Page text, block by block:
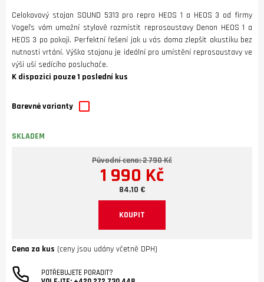
Celokovový stojan SOUND 5313 pro repro HEOS 1 a HEOS 3 od firmy
Vogeľs vám umožní stylově rozmístit reprosoustavy Denon HEOS 1 a
HEOS 3 po pokoji. Perfektní řešení jak u vás doma zlepšit akustiku bez
nutnosti vrtání. Výška stojanu je ideální pro umístění reprosoustavy ve
výši uší sedícího posluchače.
K dispozici pouze 1 poslední kus
Barevné varianty
SKLADEM
Původní cena: 2 790 Kč
1 990 Kč
84,10 €
KOUPIT
Cena za kus (ceny jsou udány včetně DPH)
POTŘEBUJETE PORADIT?